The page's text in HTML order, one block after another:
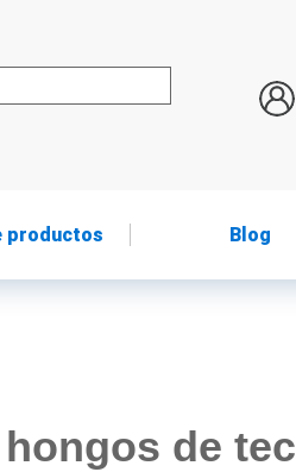
productos Blog
de